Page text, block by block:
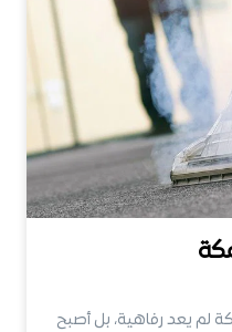
لم يعد رفاهية، بل أصبح